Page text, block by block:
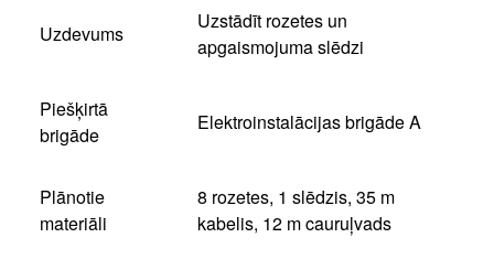
Uzdevums
Uzstādīt rozetes un
apgaismojuma slēdzi
Piešķirtā
brigāde
Elektroinstalācijas brigāde A
Plānotie
materiāli
8 rozetes, 1 slēdzis, 35 m
kabelis, 12 m cauruļvads